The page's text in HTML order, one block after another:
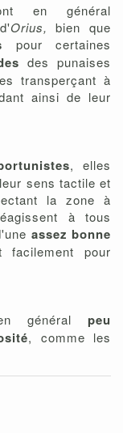
en général
Orius,bien que
pour certaines
des punaises
transperçant à
ainsi de leur
, elles
sens tactile et
la zone à
à tous
assez bonne
pour
général peu
, comme les